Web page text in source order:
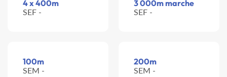
4 x 400m
SEF -
3 000m marche
SEF -
100m
SEM -
200m
SEM -